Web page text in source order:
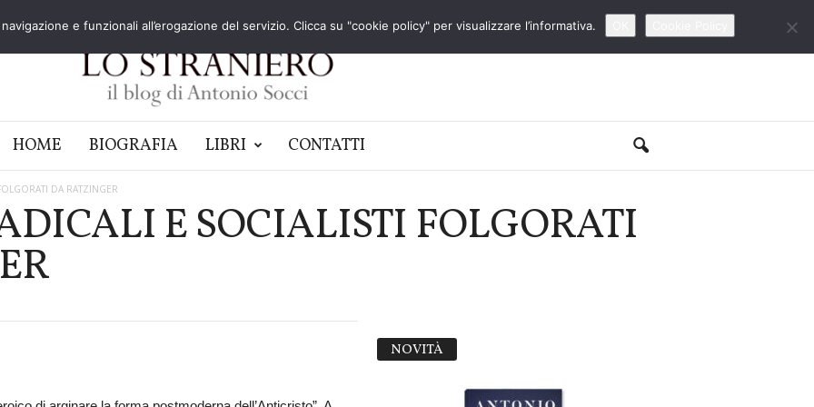
HOME BIOGRAFIA LIBRI CONTATTI
DA RATZINGER
E SOCIALISTI FOLGORATI
NOVITÀ
e funzionali all’erogazione del servizio. Clicca su "cookie policy" per visualizzare l’informativa.